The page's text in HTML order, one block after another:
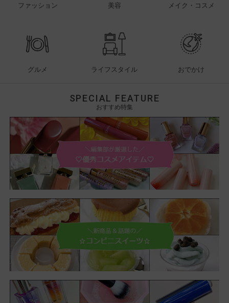
ファッション 美容 メイク・コスメ
グルメ ライフスタイル おでかけ
SPECIAL FEATURE
おすすめ特集